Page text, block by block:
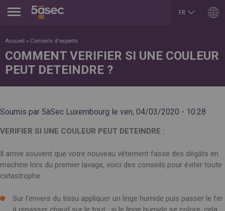
FR
ARGENTINA
English
BELGIUM
English
CHILE
English
Français
Español
CZECH REPUBLIC
Čeština
EGYPT
English
PORTUGAL
English
Română
RUSSIA
English
SERBIA
English
Accueil » Conseils d'experts
COMMENT VERIFIER SI UNE COULEUR
PEUT DETEINDRE ?
Soumis par 5àSec Luxembourg le ven, 04/03/2020 - 10:28
VERIFIER SI UNE COULEUR PEUT DETEINDRE :
Il arrive souvent que votre nouveau vêtement fasse des dégâts en
machine lors du premier lavage, voici des conseils pour éviter toute
catastrophe :
Sur l’envers du tissu appliquer un linge humide puis passer le fer